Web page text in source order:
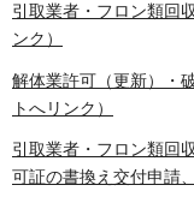
引取業者・フロン類回
ンク）
解体業許可（更新）・
トへリンク）
引取業者・フロン類回
可証の書換え交付申請